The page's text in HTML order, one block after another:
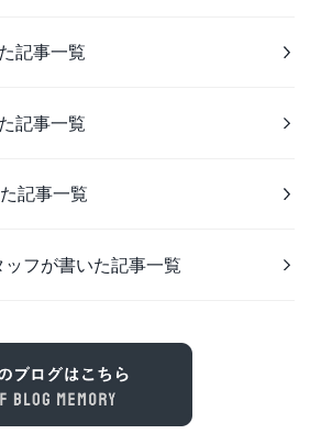
記事一覧
記事一覧
記事一覧
ッフが書いた記事一覧